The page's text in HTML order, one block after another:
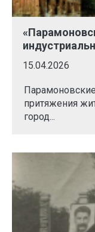
15.04.2026
притяжения
город...